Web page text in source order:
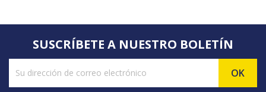
SUSCRÍBETE A NUESTRO BOLETÍN